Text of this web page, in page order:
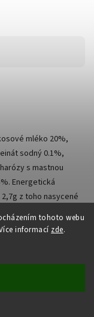
tohoto webu
informací zde.
mléko 20%,
sodný 0.1%,
s mastnou
Energetická
z toho nasycené
Sůl 0g